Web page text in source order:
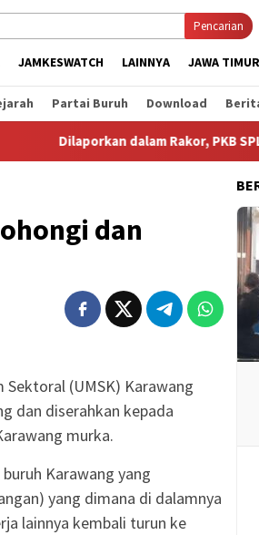
Pencarian
JAMKESWATCH LAINNYA JAWA TIMUR
Partai Buruh Download
Dilaporkan dalam Rakor, PKB SPLP FSPMI
dan
(UMSK) Karawang
dan diserahkan kepada
murka.
Karawang yang
yang dimana di dalamnya
lainnya kembali turun ke